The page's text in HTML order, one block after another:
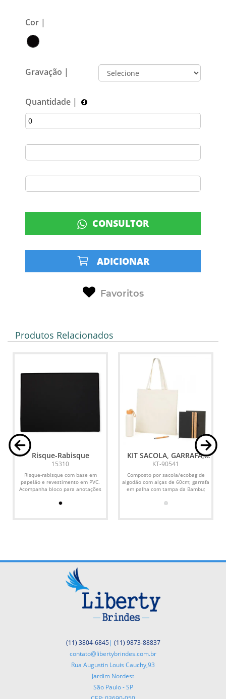
Cor |
Gravação |
Quantidade |
CONSULTOR
ADICIONAR
Favoritos
Produtos Relacionados
Risque-Rabisque
15310
Risque-rabisque com base em
papelão e revestimento em PVC.
Acompanha bloco para anotações
KIT SACOLA, GARRAFA,
CADERNO E CANETA - 4
PÇS
KT-90541
Composto por sacola/ecobag de
algodão com alças de 60cm; garrafa
em palha com tampa da Bambu;
(11) 3804-6845| (11) 9873-88837
contato@libertybrindes.com.br
Rua Augustin Louis Cauchy,93
Jardim Nordest
São Paulo - SP